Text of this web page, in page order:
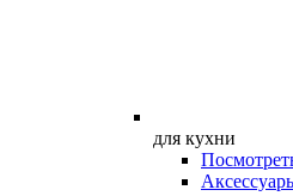
для кухни